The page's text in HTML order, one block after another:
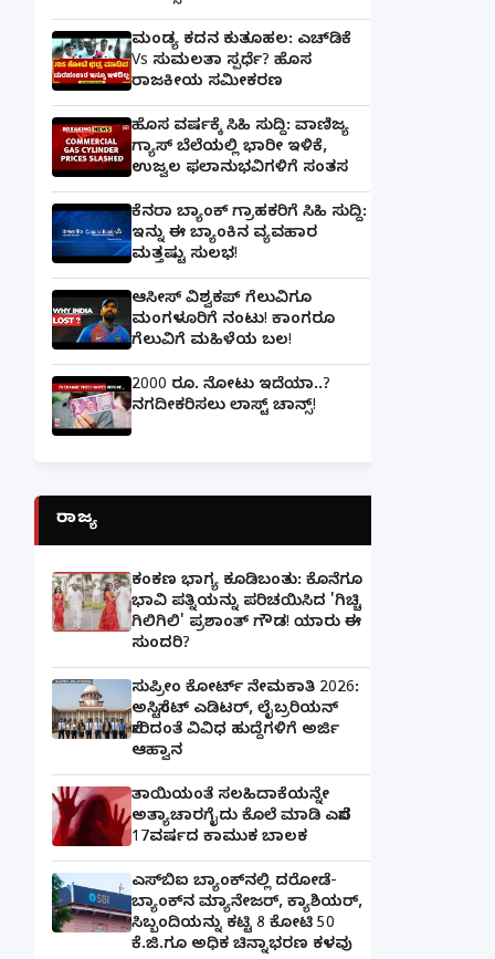
ಮಂಡ್ಯ ಕದನ ಕುತೂಹಲ: ಎಚ್‌ಡಿಕೆ
Vs ಸುಮಲತಾ ಸ್ಪರ್ಧೆ? ಹೊಸ
ರಾಜಕೀಯ ಸಮೀಕರಣ
ಹೊಸ ವರ್ಷಕ್ಕೆ ಸಿಹಿ ಸುದ್ದಿ: ವಾಣಿಜ್ಯ
ಗ್ಯಾಸ್‌ ಬೆಲೆಯಲ್ಲಿ ಭಾರೀ ಇಳಿಕೆ,
ಉಜ್ವಲ ಫಲಾನುಭವಿಗಳಿಗೆ ಸಂತಸ
ಕೆನರಾ ಬ್ಯಾಂಕ್‌ ಗ್ರಾಹಕರಿಗೆ ಸಿಹಿ ಸುದ್ದಿ:
ಇನ್ನು ಈ ಬ್ಯಾಂಕಿನ ವ್ಯವಹಾರ
ಮತ್ತಷ್ಟು ಸುಲಭ!
ಆಸೀಸ್ ವಿಶ್ವಕಪ್ ಗೆಲುವಿಗೂ
ಮಂಗಳೂರಿಗೆ ನಂಟು! ಕಾಂಗರೂ
ಗೆಲುವಿಗೆ ಮಹಿಳೆಯ ಬಲ!
2000 ರೂ. ನೋಟು ಇದೆಯಾ..?
ನಗದೀಕರಿಸಲು ಲಾಸ್ಟ್‌ ಚಾನ್ಸ್‌!
ರಾಜ್ಯ
ಕಂಕಣ ಭಾಗ್ಯ ಕೂಡಿಬಂತು: ಕೊನೆಗೂ
ಭಾವಿ ಪತ್ನಿಯನ್ನು ಪರಿಚಯಿಸಿದ 'ಗಿಚ್ಚಿ
ಗಿಲಿಗಿಲಿ' ಪ್ರಶಾಂತ್ ಗೌಡ! ಯಾರು ಈ
ಸುಂದರಿ?
ಸುಪ್ರೀಂ ಕೋರ್ಟ್ ನೇಮಕಾತಿ 2026:
ಅಸಿಸ್ಟೆಂಟ್ ಎಡಿಟರ್, ಲೈಬ್ರರಿಯನ್
ಸೇರಿದಂತೆ ವಿವಿಧ ಹುದ್ದೆಗಳಿಗೆ ಅರ್ಜಿ
ಆಹ್ವಾನ
ತಾಯಿಯಂತೆ ಸಲಹಿದಾಕೆಯನ್ನೇ
ಅತ್ಯಾಚಾರಗೈದು ಕೊಲೆ ಮಾಡಿ ಎಸೆದ
17ವರ್ಷದ ಕಾಮುಕ ಬಾಲಕ
ಎಸ್‌ಬಿಐ ಬ್ಯಾಂಕ್‌ನಲ್ಲಿ‌ ದರೋಡೆ-
ಬ್ಯಾಂಕ್​ನ ಮ್ಯಾನೇಜರ್‌, ಕ್ಯಾಶಿಯರ್‌,
ಸಿಬ್ಬಂದಿಯನ್ನು ಕಟ್ಟಿ 8 ಕೋಟಿ 50
ಕೆ.ಜಿ.ಗೂ ಅಧಿಕ ಚಿನ್ನಾಭರಣ ಕಳವು